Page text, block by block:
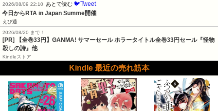
2026/08/09 22:10
あとで読む 🐦Tweet
今日からRTA in Japan Summe開催
えび通
2026/08/20 まで！
[PR]
【全巻33円】GANMA! サマーセール ホラータイトル全巻33円セール『怪物
殺しの詩』他
Kindleストア
Kindle 最近の売れ筋本